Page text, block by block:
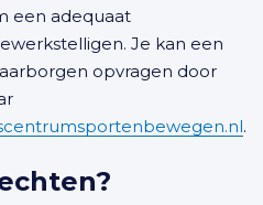
een adequaat
Je kan een
opvragen door
.